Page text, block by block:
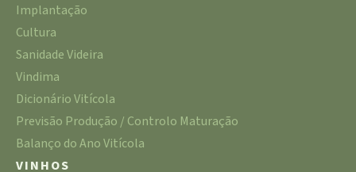
Implantação
Cultura
Sanidade Videira
Vindima
Dicionário Vitícola
Previsão Produção / Controlo Maturação
Balanço do Ano Vitícola
VINHOS